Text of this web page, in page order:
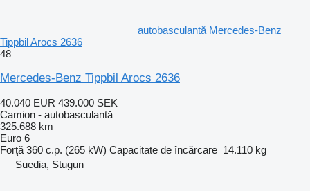
autobasculantă Mercedes-Benz
Tippbil Arocs 2636
48
Mercedes-Benz Tippbil Arocs 2636
40.040 EUR 439.000 SEK
Camion - autobasculantă
325.688 km
Euro 6
Forţă 360 c.p. (265 kW) Capacitate de încărcare 14.110 kg
Suedia, Stugun